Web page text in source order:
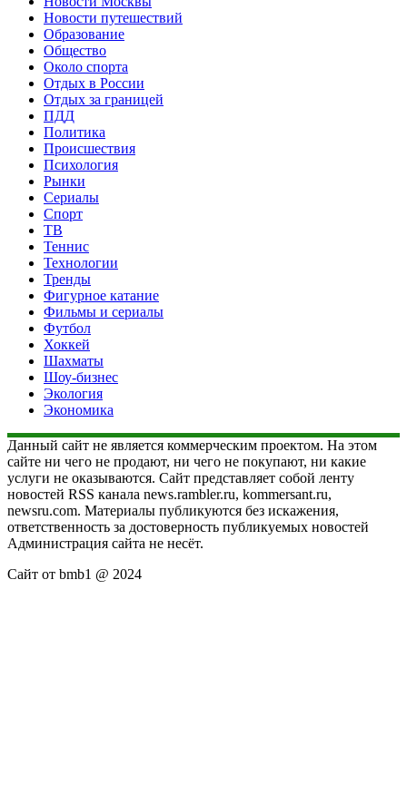
Новости путешествий
Образование
Общество
Около спорта
Отдых в России
Отдых за границей
ПДД
Политика
Происшествия
Психология
Рынки
Сериалы
Спорт
ТВ
Теннис
Технологии
Тренды
Фигурное катание
Фильмы и сериалы
Футбол
Хоккей
Шахматы
Шоу-бизнес
Экология
Экономика
Данный сайт не является коммерческим проектом. На этом
сайте ни чего не продают, ни чего не покупают, ни какие
услуги не оказываются. Сайт представляет собой ленту
новостей RSS канала news.rambler.ru, kommersant.ru,
newsru.com. Материалы публикуются без искажения,
ответственность за достоверность публикуемых новостей
Администрация сайта не несёт.
Сайт от bmb1 @ 2024